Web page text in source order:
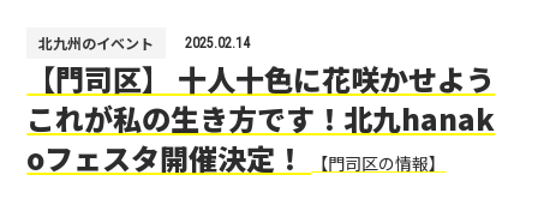
北九州のイベント 2025.02.14
【門司区】 十人十色に花咲かせよう
これが私の生き方です！北九hanak
oフェスタ開催決定！
【門司区の情報】